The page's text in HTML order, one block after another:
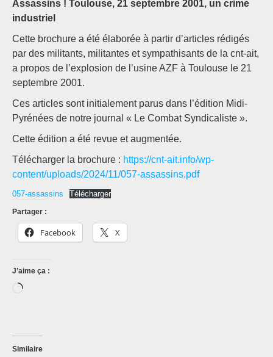
Assassins ! Toulouse, 21 septembre 2001, un crime
industriel
Cette brochure a été élaborée à partir d’articles rédigés
par des militants, militantes et sympathisants de la cnt-ait,
a propos de l’explosion de l’usine AZF à Toulouse le 21
septembre 2001.
Ces articles sont initialement parus dans l’édition Midi-
Pyrénées de notre journal « Le Combat Syndicaliste ».
Cette édition a été revue et augmentée.
Télécharger la brochure : https://cnt-ait.info/wp-
content/uploads/2024/11/057-assassins.pdf
057-assassins Télécharger
Partager :
Facebook X
J’aime ça :
Chargement…
Similaire